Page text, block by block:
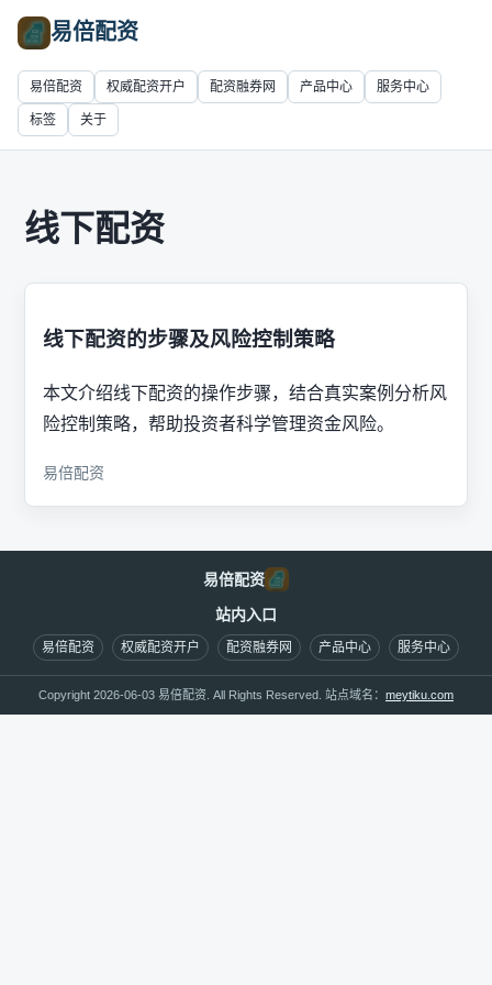
易倍配资
易倍配资 权威配资开户 配资融券网 产品中心 服务中心
标签 关于
线下配资
线下配资的步骤及风险控制策略
本文介绍线下配资的操作步骤，结合真实案例分析风
险控制策略，帮助投资者科学管理资金风险。
易倍配资
易倍配资
站内入口
易倍配资 权威配资开户 配资融券网 产品中心 服务中心
Copyright 2026-06-03 易倍配资. All Rights Reserved. 站点域名： meytiku.com